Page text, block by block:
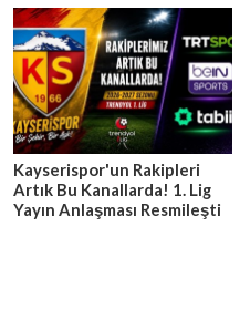
Kayserispor'un Rakipleri
Artık Bu Kanallarda! 1. Lig
Yayın Anlaşması Resmileşti